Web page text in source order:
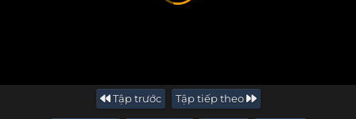
Tập trước Tập tiếp theo